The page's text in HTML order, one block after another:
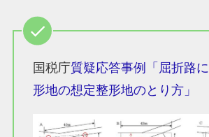
国税庁質疑応答事例「屈折路
形地の想定整形地のとり方」